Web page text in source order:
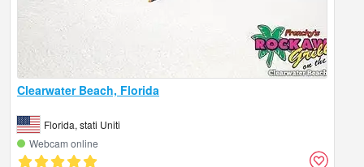
Clearwater Beach, Florida
Florida, stati Uniti
Webcam online